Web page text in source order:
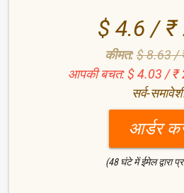
$ 4.6 / ₹
कीमत:$ 8.63 /
आपकी बचत: $ 4.03 / ₹
सर्व-
आर्डर
(48 घंटे में ईमेल द्वारा